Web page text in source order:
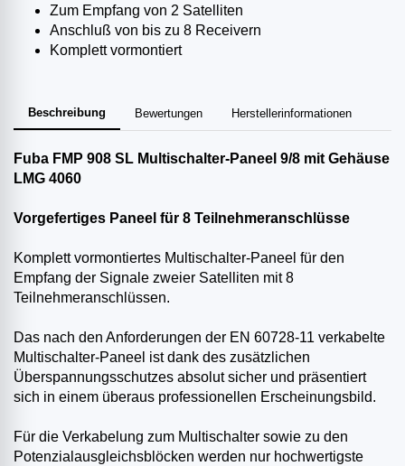
Zum Empfang von 2 Satelliten
Anschluß von bis zu 8 Receivern
Komplett vormontiert
Beschreibung Bewertungen Herstellerinformationen
Fuba FMP 908 SL Multischalter-Paneel 9/8 mit Gehäuse
LMG 4060
Vorgefertiges Paneel für 8 Teilnehmeranschlüsse
Komplett vormontiertes Multischalter-Paneel für den
Empfang der Signale zweier Satelliten mit 8
Teilnehmeranschlüssen.
Das nach den Anforderungen der EN 60728-11 verkabelte
Multischalter-Paneel ist dank des zusätzlichen
Überspannungsschutzes absolut sicher und präsentiert
sich in einem überaus professionellen Erscheinungsbild.
Für die Verkabelung zum Multischalter sowie zu den
Potenzialausgleichsblöcken werden nur hochwertigste